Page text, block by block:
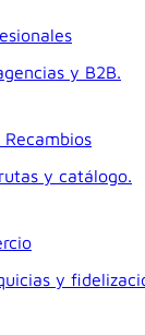
y B2B.
y catálogo.
y